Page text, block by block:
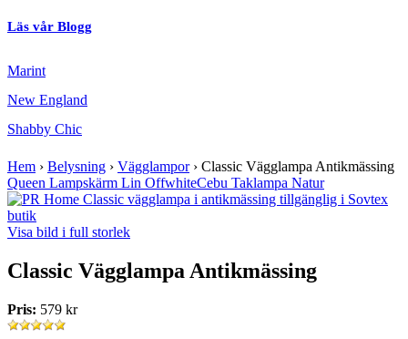
Läs vår Blogg
Marint
New England
Shabby Chic
Hem › Belysning › Vägglampor› Classic Vägglampa Antikmässing
Queen Lampskärm Lin OffwhiteCebu Taklampa Natur
Visa bild i full storlek
Classic Vägglampa Antikmässing
Pris: 579 kr